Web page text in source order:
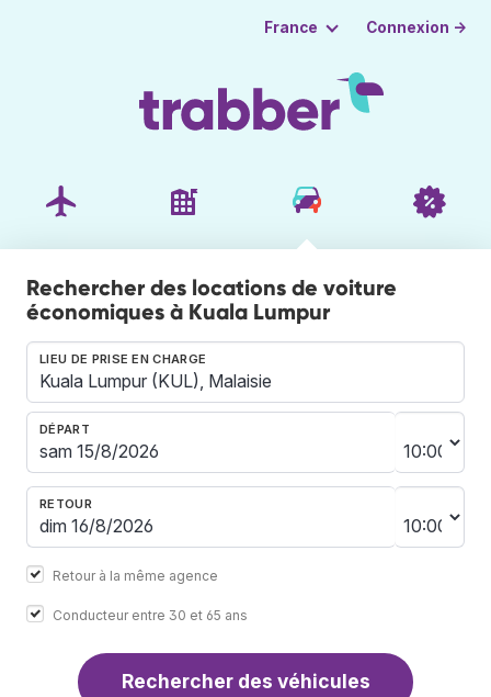
France Connexion →
Rechercher des locations de voiture
économiques à Kuala Lumpur
LIEU DE PRISE EN CHARGE
DÉPART
RETOUR
Retour à la même agence
Conducteur entre 30 et 65 ans
Rechercher des véhicules